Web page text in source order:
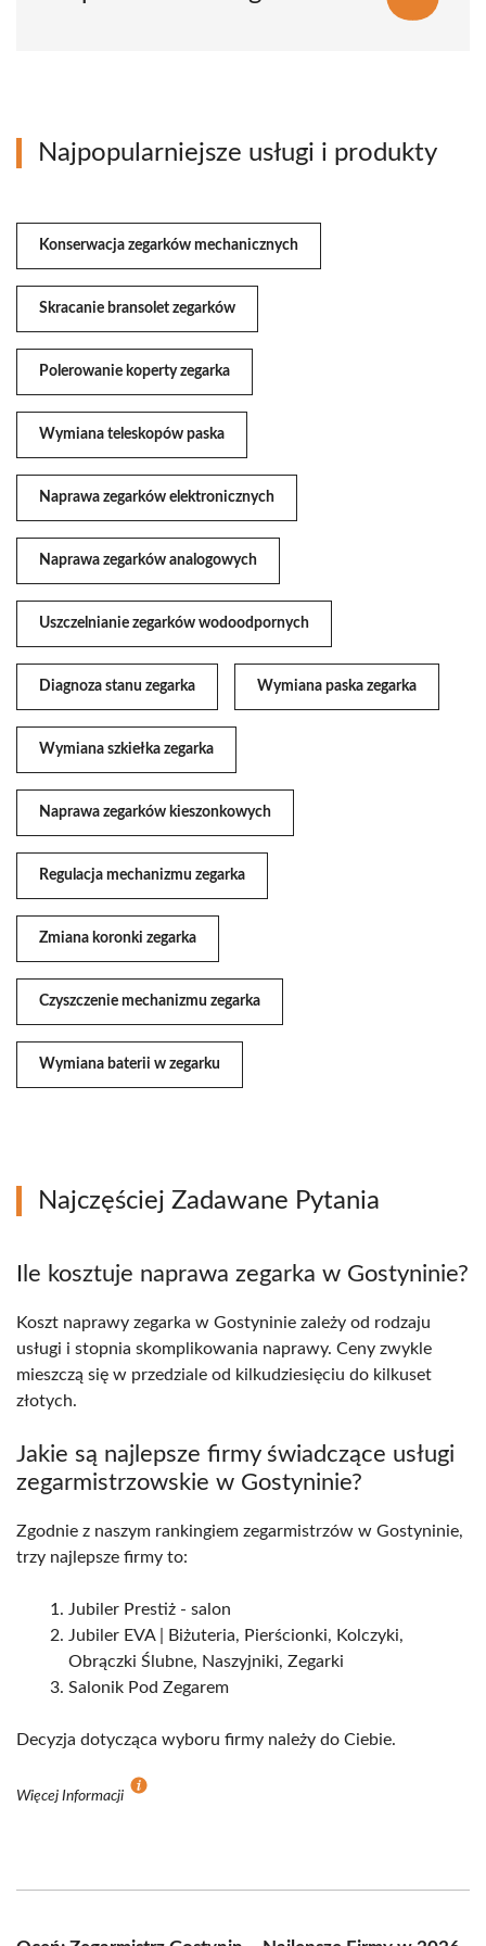
Najpopularniejsze usługi i produkty
Konserwacja zegarków mechanicznych
Skracanie bransolet zegarków
Polerowanie koperty zegarka
Wymiana teleskopów paska
Naprawa zegarków elektronicznych
Naprawa zegarków analogowych
Uszczelnianie zegarków wodoodpornych
Diagnoza stanu zegarka Wymiana paska zegarka
Wymiana szkiełka zegarka
Naprawa zegarków kieszonkowych
Regulacja mechanizmu zegarka
Zmiana koronki zegarka
Czyszczenie mechanizmu zegarka
Wymiana baterii w zegarku
Najczęściej Zadawane Pytania
Ile kosztuje naprawa zegarka w Gostyninie?
Koszt naprawy zegarka w Gostyninie zależy od rodzaju
usługi i stopnia skomplikowania naprawy. Ceny zwykle
mieszczą się w przedziale od kilkudziesięciu do kilkuset
złotych.
Jakie są najlepsze firmy świadczące usługi
zegarmistrzowskie w Gostyninie?
Zgodnie z naszym rankingiem zegarmistrzów w Gostyninie,
trzy najlepsze firmy to:
Jubiler Prestiż - salon
Jubiler EVA | Biżuteria, Pierścionki, Kolczyki,
Obrączki Ślubne, Naszyjniki, Zegarki
Salonik Pod Zegarem
Decyzja dotycząca wyboru firmy należy do Ciebie.
Więcej Informacji